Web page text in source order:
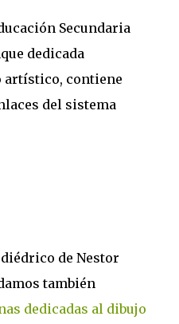
Secundaria
dedicada
contiene
del sistema
de Nestor
también
dedicadas al dibujo